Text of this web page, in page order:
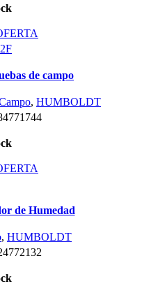
de campo
, HUMBOLDT
de Humedad
, HUMBOLDT